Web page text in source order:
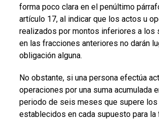
forma poco clara en el penúltimo
artículo 17, al indicar que los actos u
realizados por montos inferiores a los
en las fracciones anteriores no darán
obligación alguna.
No obstante, si una persona efectúa
operaciones por una suma acumulada
periodo de seis meses que supere
establecidos en cada supuesto para la